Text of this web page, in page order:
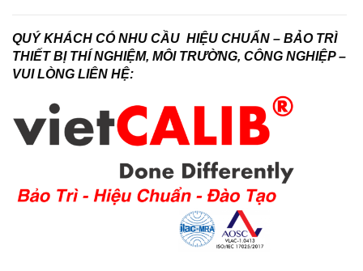
QUÝ KHÁCH CÓ NHU CẦU HIỆU CHUẨN – BẢO TRÌ
THIẾT BỊ THÍ NGHIỆM, MÔI TRƯỜNG, CÔNG NGHIỆP –
VUI LÒNG LIÊN HỆ: